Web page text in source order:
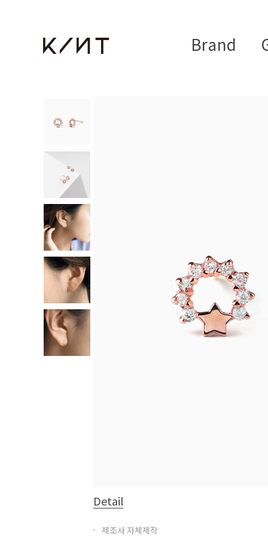
Brand
Detail
제조사 자체제작